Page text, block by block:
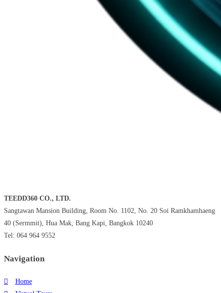
TEEDD360 CO., LTD.
Sangtawan Mansion Building, Room No. 1102, No. 20 Soi Ramkhamhaeng
40 (Sermmit), Hua Mak, Bang Kapi, Bangkok 10240
Tel: 064 964 9552
Navigation
Home